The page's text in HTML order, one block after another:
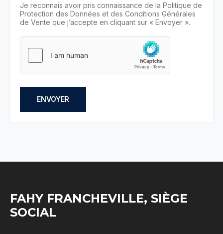
Je reconnais avoir pris connaissance de la Politique de
Protection des Données et des Conditions Générales
de Vente que j’accepte en cliquant sur « Envoyer ».
ENVOYER
FAHY FRANCHEVILLE, SIÈGE
SOCIAL